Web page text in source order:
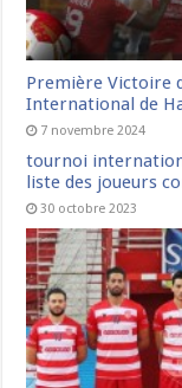
Première Victoire
International de
7 novembre 2024
tournoi
liste des joueurs
30 octobre 2023